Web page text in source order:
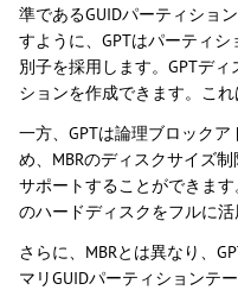
準であるGUIDパーティショ
すように、GPTはパーティ
別子を採用します。GPTデ
ションを作成できます。これ
一方、GPTは論理ブロック
め、MBRのディスクサイズ
サポートすることができま
のハードディスクをフルに活
さらに、MBRとは異なり、
マリGUIDパーティションテ